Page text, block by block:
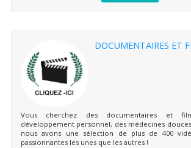
DOCUMENTAIRES ET
Vous cherchez des documentaires et
développement personnel, des médecines
nous avons une sélection de plus de 400
passionnantes les unes que les autres !